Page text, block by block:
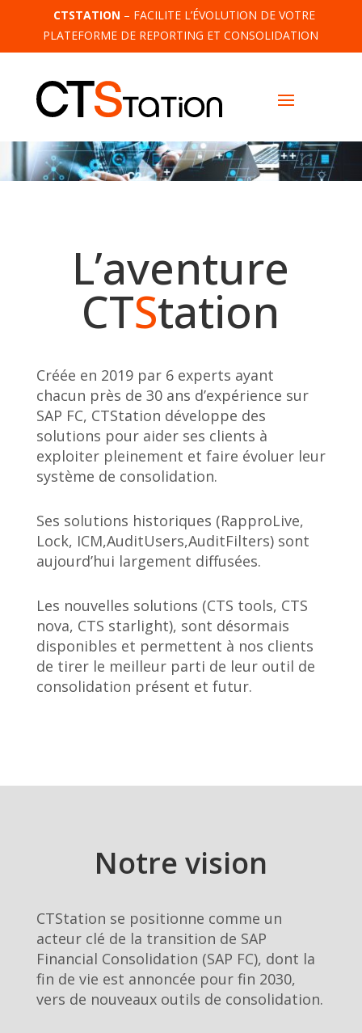
CTSTATION – FACILITE L’ÉVOLUTION DE VOTRE
PLATEFORME DE REPORTING ET CONSOLIDATION
L’aventure
CTStation
Créée en 2019 par 6 experts ayant
chacun près de 30 ans d’expérience sur
SAP FC, CTStation développe des
solutions pour aider ses clients à
exploiter pleinement et faire évoluer leur
système de consolidation.
Ses solutions historiques (RapproLive,
Lock, ICM,AuditUsers,AuditFilters) sont
aujourd’hui largement diffusées.
Les nouvelles solutions (CTS tools, CTS
nova, CTS starlight), sont désormais
disponibles et permettent à nos clients
de tirer le meilleur parti de leur outil de
consolidation présent et futur.
Notre vision
CTStation se positionne comme un
acteur clé de la transition de SAP
Financial Consolidation (SAP FC), dont la
fin de vie est annoncée pour fin 2030,
vers de nouveaux outils de consolidation.